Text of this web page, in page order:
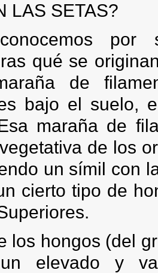
LAS SETAS?
por
qué se
de
bajo el suelo,
maraña de
de los
un símil con
cierto tipo de
los hongos (del
elevado y